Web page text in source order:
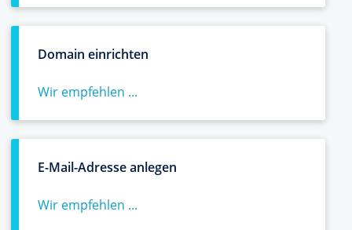
Domain einrichten
Wir empfehlen ...
E-Mail-Adresse anlegen
Wir empfehlen ...